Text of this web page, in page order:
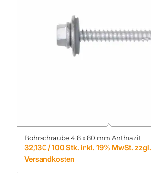
Bohrschraube 4,8 x 80 mm Anthrazit
32,13€ / 100 Stk. inkl. 19% MwSt. zzgl.
Versandkosten